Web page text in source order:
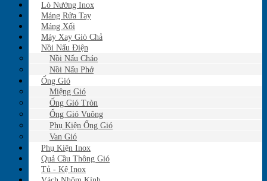
Lò Nướng Inox
Máng Rửa Tay
Máng Xối
Máy Xay Giò Chả
Nồi Nấu Điện
Nồi Nấu Cháo
Nồi Nấu Phở
Ống Gió
Miệng Gió
Ống Gió Tròn
Ống Gió Vuông
Phụ Kiện Ống Gió
Van Gió
Phụ Kiện Inox
Quả Cầu Thông Gió
Tủ - Kệ Inox